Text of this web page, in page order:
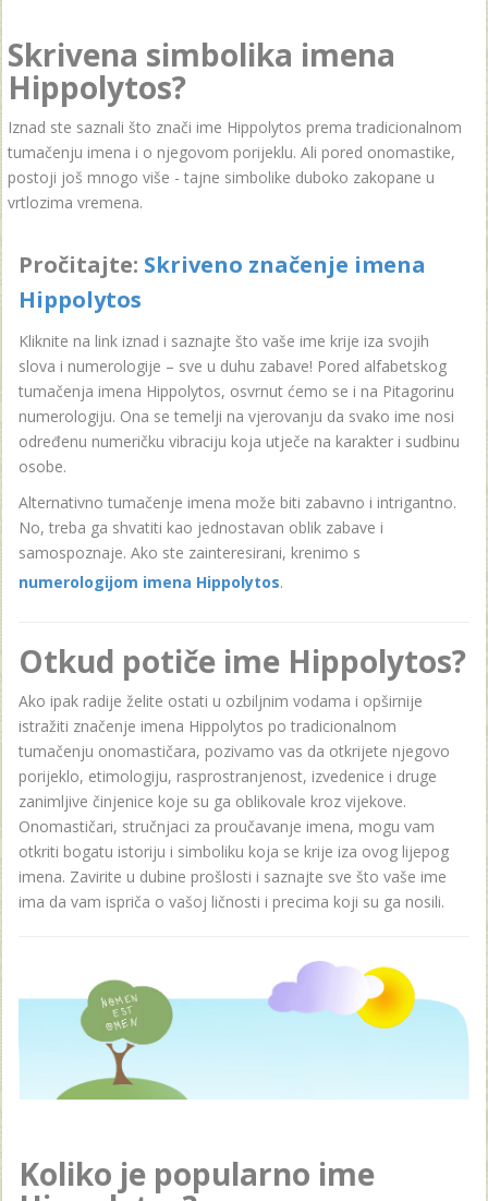
Skrivena simbolika imena
Hippolytos?
Iznad ste saznali što znači ime Hippolytos prema tradicionalnom
tumačenju imena i o njegovom porijeklu. Ali pored onomastike,
postoji još mnogo više - tajne simbolike duboko zakopane u
vrtlozima vremena.
Pročitajte: Skriveno značenje imena
Hippolytos
Kliknite na link iznad i saznajte što vaše ime krije iza svojih
slova i numerologije – sve u duhu zabave! Pored alfabetskog
tumačenja imena Hippolytos, osvrnut ćemo se i na Pitagorinu
numerologiju. Ona se temelji na vjerovanju da svako ime nosi
određenu numeričku vibraciju koja utječe na karakter i sudbinu
osobe.
Alternativno tumačenje imena može biti zabavno i intrigantno.
No, treba ga shvatiti kao jednostavan oblik zabave i
samospoznaje. Ako ste zainteresirani, krenimo s
numerologijom imena Hippolytos.
Otkud potiče ime Hippolytos?
Ako ipak radije želite ostati u ozbiljnim vodama i opširnije
istražiti značenje imena Hippolytos po tradicionalnom
tumačenju onomastičara, pozivamo vas da otkrijete njegovo
porijeklo, etimologiju, rasprostranjenost, izvedenice i druge
zanimljive činjenice koje su ga oblikovale kroz vijekove.
Onomastičari, stručnjaci za proučavanje imena, mogu vam
otkriti bogatu istoriju i simboliku koja se krije iza ovog lijepog
imena. Zavirite u dubine prošlosti i saznajte sve što vaše ime
ima da vam ispriča o vašoj ličnosti i precima koji su ga nosili.
Koliko je popularno ime